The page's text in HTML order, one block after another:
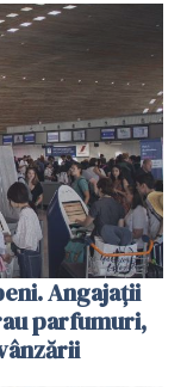
Angajații
parfumuri,